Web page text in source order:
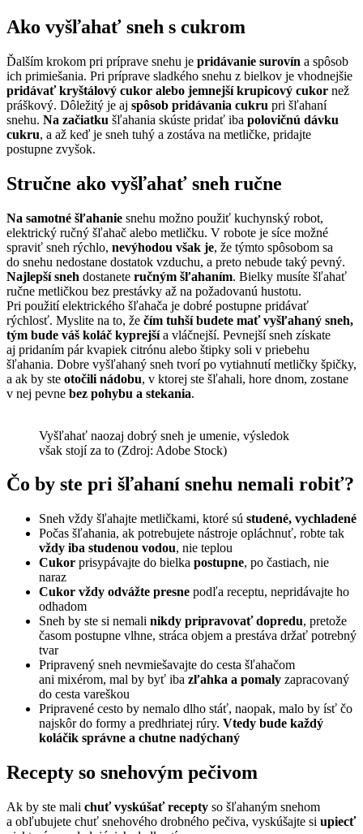
Ako vyšľahať sneh s cukrom
Ďalším krokom pri príprave snehu je pridávanie surovín a spôsob
ich primiešania. Pri príprave sladkého snehu z bielkov je vhodnejšie
pridávať kryštálový cukor alebo jemnejší krupicový cukor než
práškový. Dôležitý je aj spôsob pridávania cukru pri šľahaní
snehu. Na začiatku šľahania skúste pridať iba polovičnú dávku
cukru, a až keď je sneh tuhý a zostáva na metličke, pridajte
postupne zvyšok.
Stručne ako vyšľahať sneh ručne
Na samotné šľahanie snehu možno použiť kuchynský robot,
elektrický ručný šľahač alebo metličku. V robote je síce možné
spraviť sneh rýchlo, nevýhodou však je, že týmto spôsobom sa
do snehu nedostane dostatok vzduchu, a preto nebude taký pevný.
Najlepší sneh dostanete ručným šľahaním. Bielky musíte šľahať
ručne metličkou bez prestávky až na požadovanú hustotu.
Pri použití elektrického šľahača je dobré postupne pridávať
rýchlosť. Myslite na to, že čím tuhší budete mať vyšľahaný sneh,
tým bude váš koláč kyprejšía vláčnejší. Pevnejší sneh získate
aj pridaním pár kvapiek citrónu alebo štipky soli v priebehu
šľahania. Dobre vyšľahaný sneh tvorí po vytiahnutí metličky špičky,
a ak by ste otočili nádobu, v ktorej ste šľahali, hore dnom, zostane
v nej pevne bez pohybu a stekania.
Vyšľahať naozaj dobrý sneh je umenie, výsledok
však stojí za to (Zdroj: Adobe Stock)
Čo by ste pri šľahaní snehu nemali robiť?
Sneh vždy šľahajte metličkami, ktoré sú studené, vychladené
Počas šľahania, ak potrebujete nástroje opláchnuť, robte tak
vždy iba studenou vodou, nie teplou
Cukor prisypávajte do bielka postupne, po častiach, nie
naraz
Cukor vždy odvážte presne podľa receptu, nepridávajte ho
odhadom
Sneh by ste si nemali nikdy pripravovať dopredu, pretože
časom postupne vlhne, stráca objem a prestáva držať potrebný
tvar
Pripravený sneh nevmiešavajte do cesta šľahačom
ani mixérom, mal by byť iba zľahka a pomaly zapracovaný
do cesta vareškou
Pripravené cesto by nemalo dlho stáť, naopak, malo by ísť čo
najskôr do formy a predhriatej rúry. Vtedy bude každý
koláčik správne a chutne nadýchaný
Recepty so snehovým pečivom
Ak by ste mali chuť vyskúšať recepty so šľahaným snehom
a obľubujete chuť snehového drobného pečiva, vyskúšajte si upiecť